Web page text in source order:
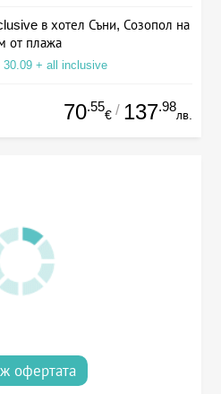
в хотел Съни, Созопол на
от плажа
30.09 + all inclusive
70.55
€ / 137.98
лв.
офертата